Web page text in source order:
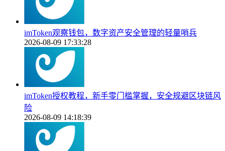
imToken观察钱包，数字资产安全管理的轻量哨兵
2026-08-09 17:33:28
imToken授权教程，新手零门槛掌握，安全规避区块链风
险
2026-08-09 14:18:39